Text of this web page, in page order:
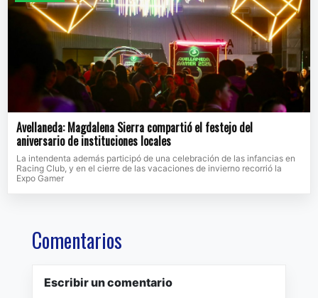
Avellaneda: Magdalena Sierra compartió el festejo del
aniversario de instituciones locales
La intendenta además participó de una celebración de las infancias en
Racing Club, y en el cierre de las vacaciones de invierno recorrió la
Expo Gamer
Comentarios
Escribir un comentario